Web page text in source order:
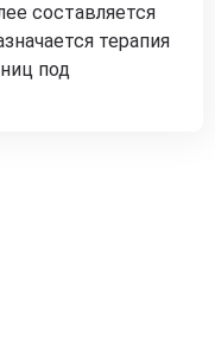
составляется
терапия
под